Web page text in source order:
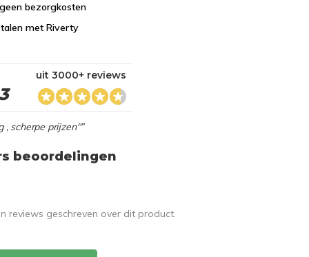
bezorgkosten
met Riverty
uit 3000+ reviews
, scherpe prijzen"”
beoordelingen
reviews geschreven over dit product.